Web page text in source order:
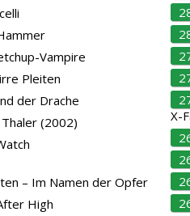
Vampire
Pleiten
der Drache
(2002)
– Im Namen der Opfer
High
X-